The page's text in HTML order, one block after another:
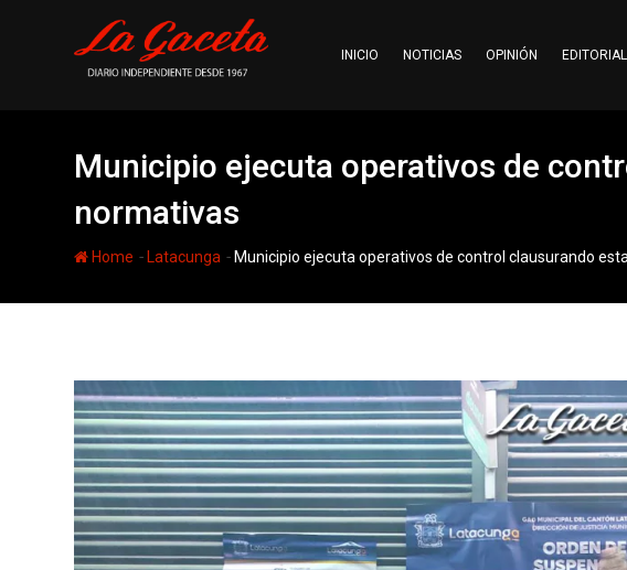
INICIO NOTICIAS OPINIÓN EDITORIAL
Municipio ejecuta operativos de
normativas
Home - Latacunga - Municipio ejecuta operativos de control clausurando